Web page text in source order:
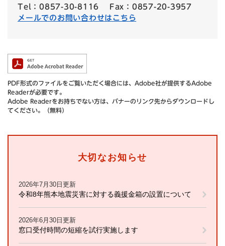
Tel：0857-30-8116
Fax：0857-20-3957
メールでのお問い合わせはこちら
PDF形式のファイルをご覧いただく場合には、Adobe社が提供するAdobe
Readerが必要です。
Adobe Readerをお持ちでない方は、バナーのリンク先からダウンロードし
てください。（無料）
大切なお知らせ
2026年7月30日更新
令和8年熊本地震災害に対する義援金箱の設置について
2026年6月30日更新
窓口受付時間の短縮を試行実施します